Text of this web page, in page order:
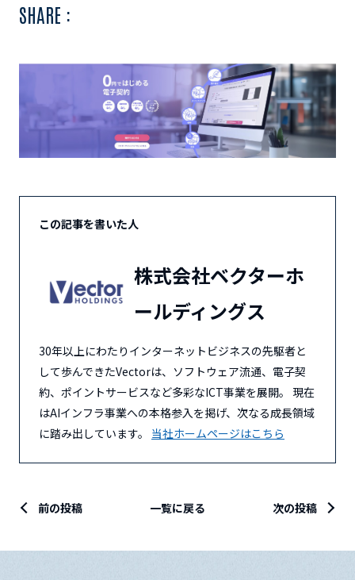
SHARE :
この記事を書いた人
株式会社ベクターホ
ールディングス
30年以上にわたりインターネットビジネスの先駆者と
して歩んできたVectorは、ソフトウェア流通、電子契
約、ポイントサービスなど多彩なICT事業を展開。 現在
はAIインフラ事業への本格参入を掲げ、次なる成長領域
に踏み出しています。 当社ホームページはこちら
前の投稿 一覧に戻る 次の投稿